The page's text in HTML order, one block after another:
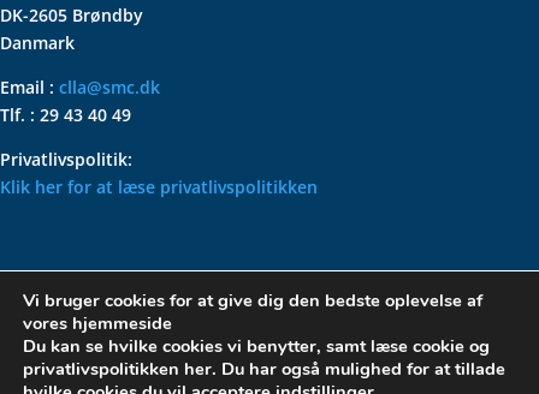
DK-2605 Brøndby
Danmark
Email : clla@smc.dk
Tlf. : 29 43 40 49
Privatlivspolitik:
Klik her for at læse privatlivspolitikken
VOLKSWAGEN CLASSIC
PARTS – HOLDER DIN
KLASSISKE VOLKSWAGEN I
TOPFORM
Vi bruger cookies for at give dig den bedste oplevelse af
vores hjemmeside
Du kan se hvilke cookies vi benytter, samt læse cookie og
privatlivspolitikken her. Du har også mulighed for at tillade